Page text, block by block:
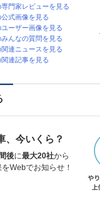
門家レビューを見る
式画像を見る
ーザー画像を見る
んなの質問を見る
連ニュースを見る
連記事を見る
、今いくら？
後に最大20社から
Webでお知らせ！